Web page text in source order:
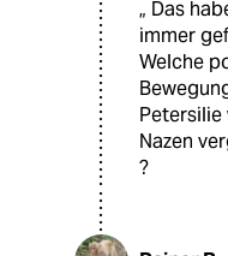
„ Das
immer
Welche
Petersilie
Nazen
?